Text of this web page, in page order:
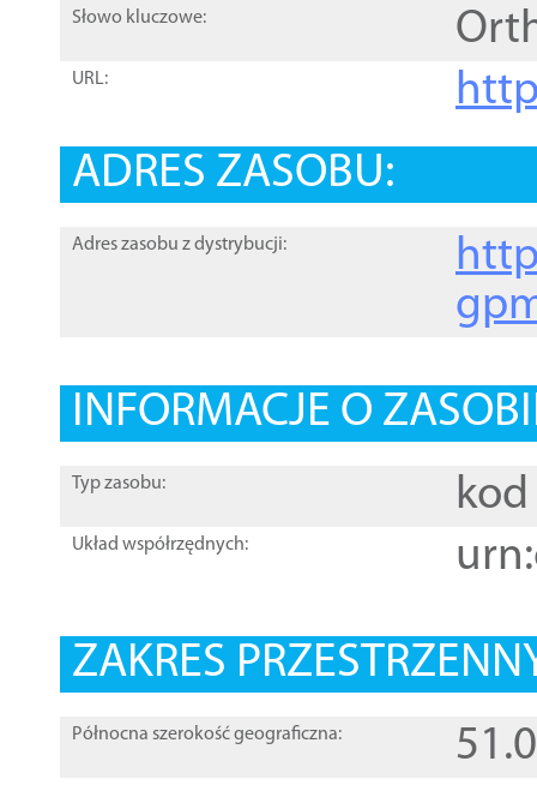
Słowo kluczowe:
URL:
ADRES ZASOBU:
Adres zasobu z dystrybucji:
INFORMACJE O
Typ zasobu: kod
Układ współrzędnych:
ZAKRES
Północna szerokość geograficzna: